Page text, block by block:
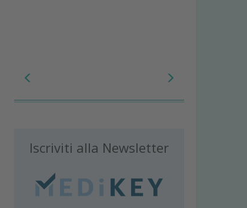
Iscriviti alla Newsletter